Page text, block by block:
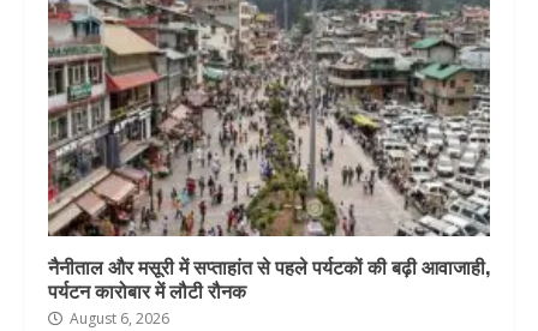
नैनीताल और मसूरी में सप्ताहांत से पहले पर्यटकों की बढ़ी आवाजाही,
पर्यटन कारोबार में लौटी रौनक
August 6, 2026